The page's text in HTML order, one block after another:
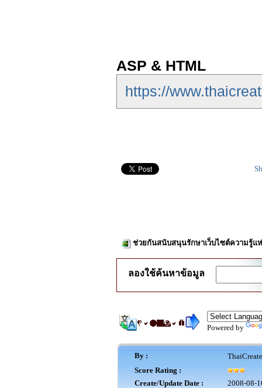
ASP & HTML
https://
ช่วยกันสนับสนุนรักษาเว็บไซต์ความรู้แ
ลองใช้ค้นหาข้อมูล
Powered by
By :
Score Rating :
Create/Update Date :
2008-08-